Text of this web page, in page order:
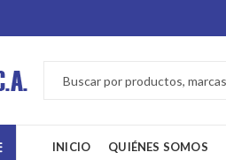
INICIO QUIÉNES SOMOS